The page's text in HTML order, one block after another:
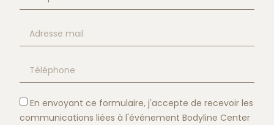
En envoyant ce formulaire, j'accepte de recevoir les
communications liées à l'événement Bodyline Center